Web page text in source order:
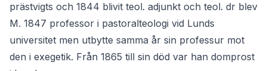
prästvigts och 1844 blivit teol. adjunkt och teol. dr blev
M. 1847 professor i pastoralteologi vid Lunds
universitet men utbytte samma år sin professur mot
den i exegetik. Från 1865 till sin död var han domprost